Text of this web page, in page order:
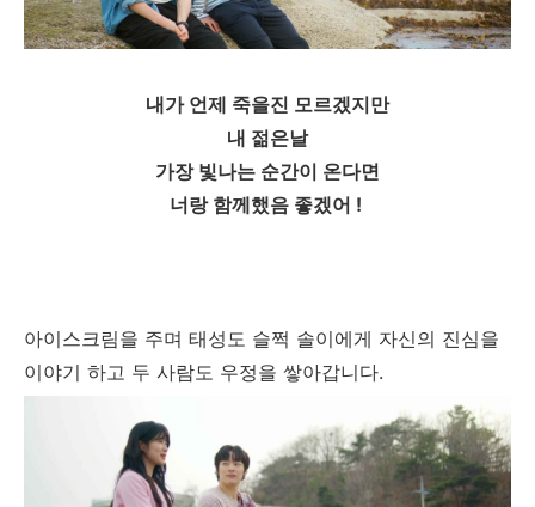
내가 언제 죽을진 모르겠지만
내 젊은날
가장 빛나는 순간이 온다면
너랑 함께했음 좋겠어 !
아이스크림을 주며 태성도 슬쩍 솔이에게 자신의 진심을
이야기 하고 두 사람도 우정을 쌓아갑니다.